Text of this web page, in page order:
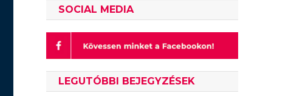
SOCIAL MEDIA
LEGUTÓBBI BEJEGYZÉSEK